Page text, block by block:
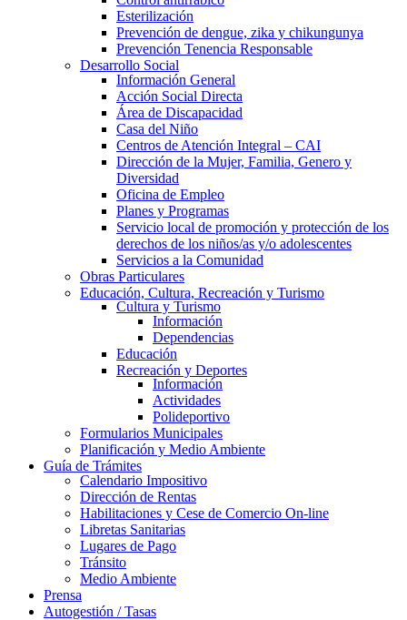
Esterilización
Prevención de dengue, zika y chikungunya
Prevención Tenencia Responsable
Desarrollo Social
Información General
Acción Social Directa
Área de Discapacidad
Casa del Niño
Centros de Atención Integral – CAI
Dirección de la Mujer, Familia, Genero y
Diversidad
Oficina de Empleo
Planes y Programas
Servicio local de promoción y protección de los
derechos de los niños/as y/o adolescentes
Servicios a la Comunidad
Obras Particulares
Educación, Cultura, Recreación y Turismo
Cultura y Turismo
Información
Dependencias
Educación
Recreación y Deportes
Información
Actividades
Polideportivo
Formularios Municipales
Planificación y Medio Ambiente
Guía de Trámites
Calendario Impositivo
Dirección de Rentas
Habilitaciones y Cese de Comercio On-line
Libretas Sanitarias
Lugares de Pago
Tránsito
Medio Ambiente
Prensa
Autogestión / Tasas